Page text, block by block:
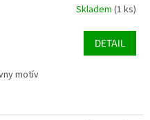
Skladem (1 ks)
DETAIL
motív